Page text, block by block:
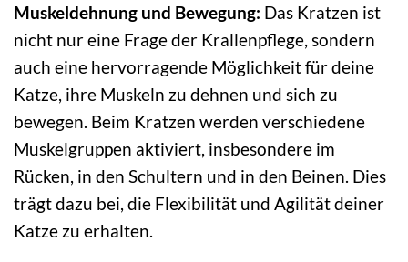
Muskeldehnung und Bewegung: Das Kratzen ist
nicht nur eine Frage der Krallenpflege, sondern
auch eine hervorragende Möglichkeit für deine
Katze, ihre Muskeln zu dehnen und sich zu
bewegen. Beim Kratzen werden verschiedene
Muskelgruppen aktiviert, insbesondere im
Rücken, in den Schultern und in den Beinen. Dies
trägt dazu bei, die Flexibilität und Agilität deiner
Katze zu erhalten.